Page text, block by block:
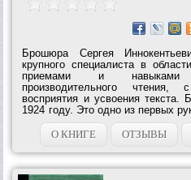
Брошюра Сергея
крупного специалиста в
приемами и навыками
производительного чтения,
восприятия и усвоения
1924 году. Это одно из первых
писал C. И. Пoварнин в
«краткое введение в искусство
О КНИГЕ ОТЗЫВЫ